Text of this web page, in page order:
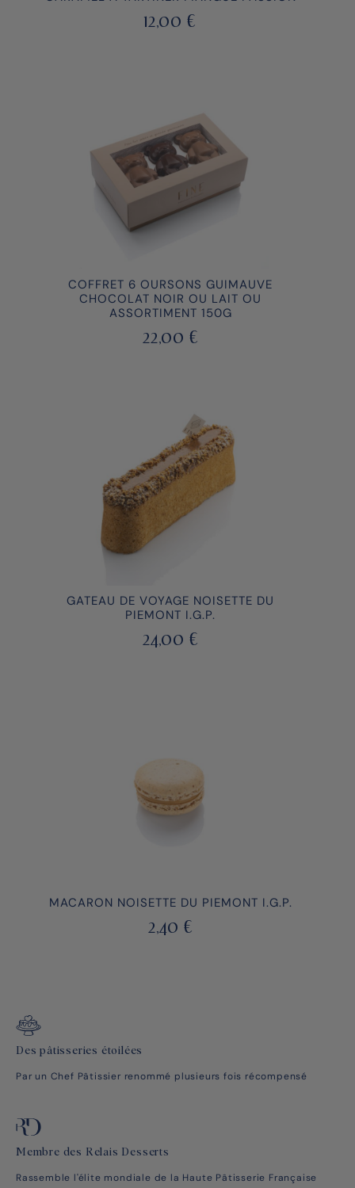
12,00 €
COFFRET 6 OURSONS GUIMAUVE
CHOCOLAT NOIR OU LAIT OU
ASSORTIMENT 150G
22,00 €
GATEAU DE VOYAGE NOISETTE DU
PIEMONT I.G.P.
24,00 €
MACARON NOISETTE DU PIEMONT I.G.P.
2,40 €
Des pâtisseries étoilées
Par un Chef Pâtissier renommé plusieurs fois récompensé
Membre des Relais Desserts
Rassemble l'élite mondiale de la Haute Pâtisserie Française